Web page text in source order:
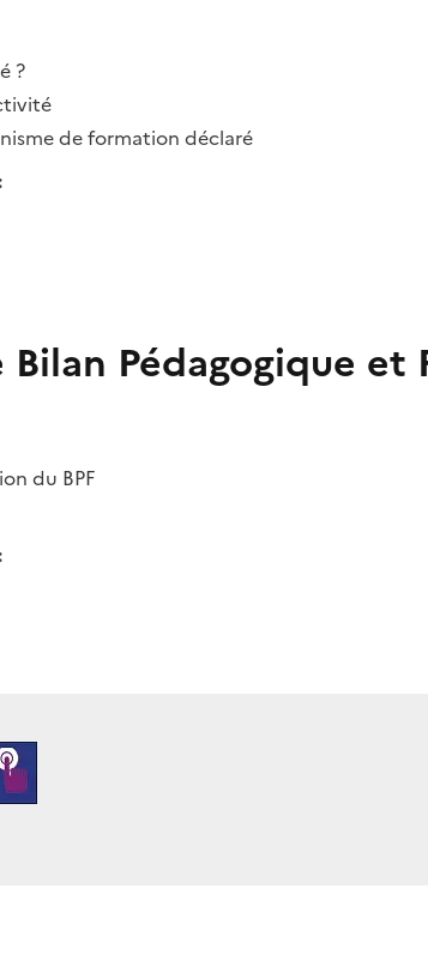
?
de formation déclaré
Pédagogique et
du BPF